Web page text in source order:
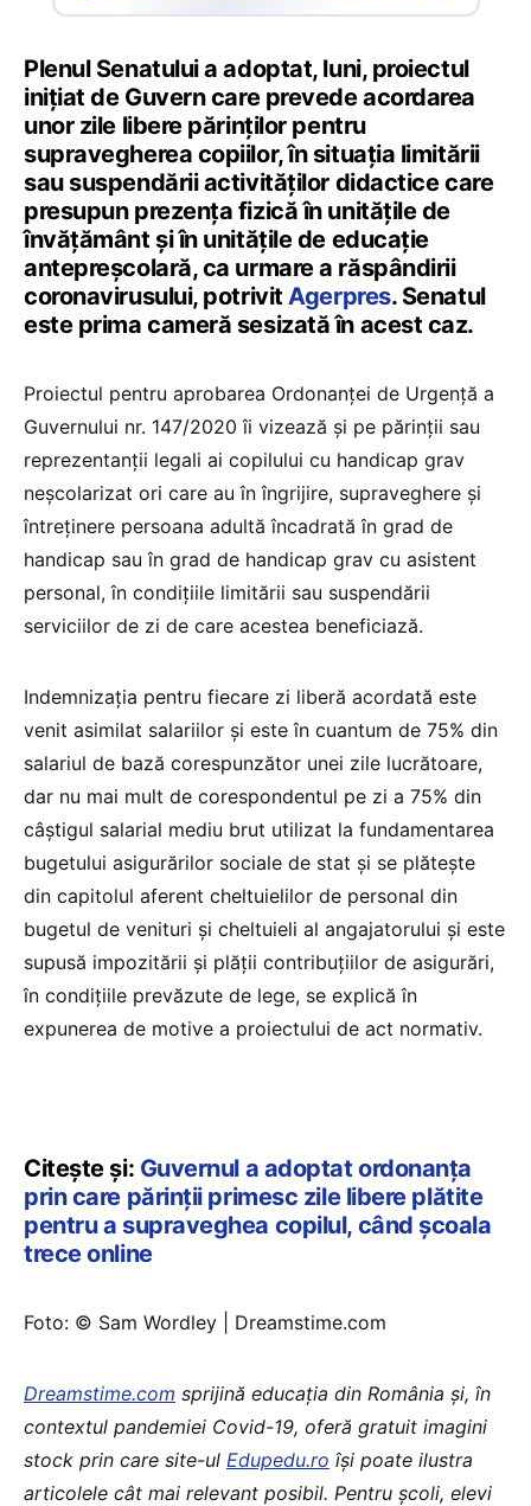
Plenul Senatului a adoptat, luni, proiectul
iniţiat de Guvern care prevede acordarea
unor zile libere părinţilor pentru
supravegherea copiilor, în situaţia limitării
sau suspendării activităţilor didactice care
presupun prezenţa fizică în unităţile de
învăţământ şi în unităţile de educaţie
antepreşcolară, ca urmare a răspândirii
coronavirusului, potrivitAgerpres. Senatul
este prima cameră sesizată în acest caz.
Proiectul pentru aprobarea Ordonanţei de Urgenţă a
Guvernului nr. 147/2020 îi vizează şi pe părinţii sau
reprezentanţii legali ai copilului cu handicap grav
neşcolarizat ori care au în îngrijire, supraveghere şi
întreţinere persoana adultă încadrată în grad de
handicap sau în grad de handicap grav cu asistent
personal, în condiţiile limitării sau suspendării
serviciilor de zi de care acestea beneficiază.
Indemnizaţia pentru fiecare zi liberă acordată este
venit asimilat salariilor şi este în cuantum de 75% din
salariul de bază corespunzător unei zile lucrătoare,
dar nu mai mult de corespondentul pe zi a 75% din
câştigul salarial mediu brut utilizat la fundamentarea
bugetului asigurărilor sociale de stat şi se plăteşte
din capitolul aferent cheltuielilor de personal din
bugetul de venituri şi cheltuieli al angajatorului şi este
supusă impozitării şi plăţii contribuţiilor de asigurări,
în condiţiile prevăzute de lege, se explică în
expunerea de motive a proiectului de act normativ.
Citește și: Guvernul a adoptat ordonanța
prin care părinții primesc zile libere plătite
pentru a supraveghea copilul, când școala
trece online
Foto: © Sam Wordley | Dreamstime.com
Dreamstime.com sprijină educaţia din România şi, în
contextul pandemiei Covid-19, oferă gratuit imagini
stock prin care site-ul Edupedu.ro îşi poate ilustra
articolele cât mai relevant posibil. Pentru școli, elevi